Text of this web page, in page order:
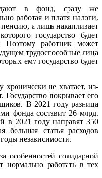
в фонд, сразу же
работая и платя налоги,
пенсию, а лишь накапливает
государство будет
Поэтому работник может
трудоспособные лица
ему государство будет
не хватает, из-
Государство покрывает его
В 2021 году разница
фонда составит 26 млрд.
в 2021 году направят 350
большая статья расходов
независимости.
особенностей солидарной
нормально работать в тех